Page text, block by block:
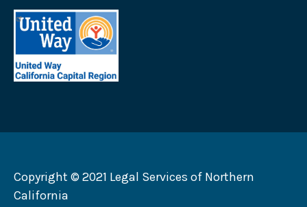
徽
法
律
加
州
标
加
首
府
地
区
劝
徽
标
Copyright © 2021 Legal Services of Northern
California